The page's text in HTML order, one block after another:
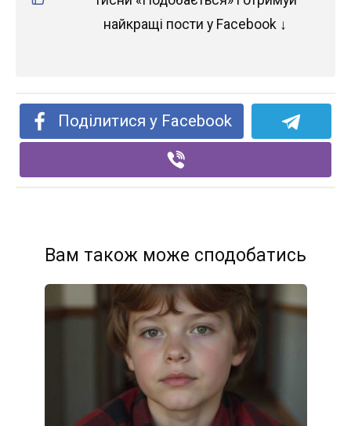
найкращі пости у Facebook ↓
Поділитися у Facebook
Вам також може сподобатись